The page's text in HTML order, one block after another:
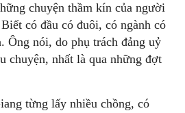
chuyện thầm kín của người
có đầu có đuôi, có ngành có
Ông nói, do phụ trách đảng uỷ
chuyện, nhất là qua những đợt
từng lấy nhiều chồng, có